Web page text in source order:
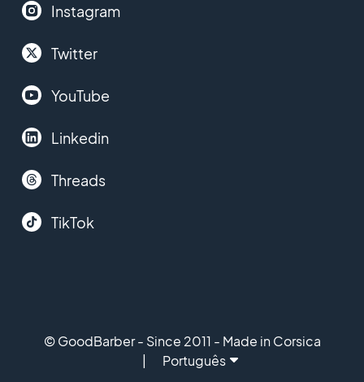
Instagram
Twitter
YouTube
Linkedin
Threads
TikTok
© GoodBarber - Since 2011 - Made in Corsica
Português